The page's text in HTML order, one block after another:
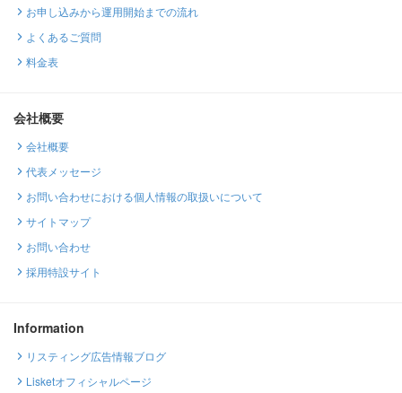
お申し込みから運用開始までの流れ
よくあるご質問
料金表
会社概要
会社概要
代表メッセージ
お問い合わせにおける個人情報の取扱いについて
サイトマップ
お問い合わせ
採用特設サイト
Information
リスティング広告情報ブログ
Lisketオフィシャルページ